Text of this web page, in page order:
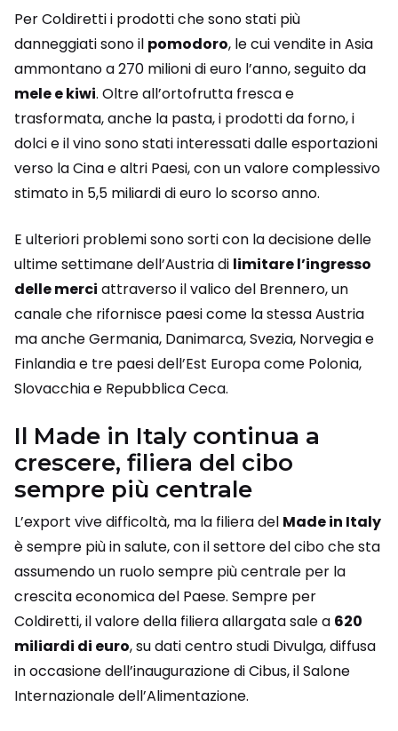
Per Coldiretti i prodotti che sono stati più
danneggiati sono il pomodoro, le cui vendite in Asia
ammontano a 270 milioni di euro l’anno, seguito da
mele e kiwi. Oltre all’ortofrutta fresca e
trasformata, anche la pasta, i prodotti da forno, i
dolci e il vino sono stati interessati dalle esportazioni
verso la Cina e altri Paesi, con un valore complessivo
stimato in 5,5 miliardi di euro lo scorso anno.
E ulteriori problemi sono sorti con la decisione delle
ultime settimane dell’Austria di limitare l’ingresso
delle merci attraverso il valico del Brennero, un
canale che rifornisce paesi come la stessa Austria
ma anche Germania, Danimarca, Svezia, Norvegia e
Finlandia e tre paesi dell’Est Europa come Polonia,
Slovacchia e Repubblica Ceca.
Il Made in Italy continua a
crescere, filiera del cibo
sempre più centrale
L’export vive difficoltà, ma la filiera del Made in Italy
è sempre più in salute, con il settore del cibo che sta
assumendo un ruolo sempre più centrale per la
crescita economica del Paese. Sempre per
Coldiretti, il valore della filiera allargata sale a 620
miliardi di euro, su dati centro studi Divulga, diffusa
in occasione dell’inaugurazione di Cibus, il Salone
Internazionale dell’Alimentazione.